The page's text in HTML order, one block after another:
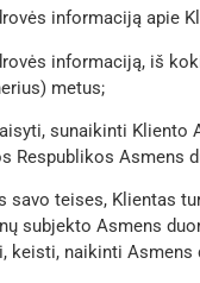
informaciją apie
informaciją, iš
metus;
sunaikinti Kliento
Respublikos Asmens
savo teises, Klientas
subjekto Asmens
keisti, naikinti Asmens